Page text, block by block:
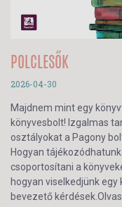
POLCLESŐK
2026-04-30
Majdnem mint egy
könyvesbolt! Izgalmas
osztályokat a Pagony
Hogyan
csoportosítani a
hogyan viselkedjünk egy
bevezető